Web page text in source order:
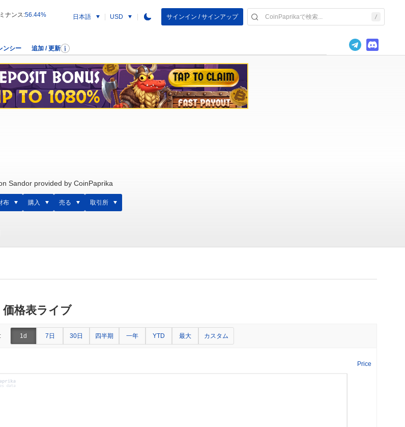
ナンス:56.44% 日本語 USD サインイン / サインアップ
ンシー 追加 / 更新
Sandor provided by CoinPaprika
布 購入 売る 取引所
格表ライブ
1d 7日 30日 四半期 一年 YTD 最大 カスタム
Price